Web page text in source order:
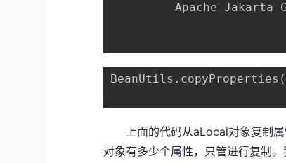
　　Apache Jakarta
上面的代码从aLocal对象复制属
对象有多少个属性，只管进行复制